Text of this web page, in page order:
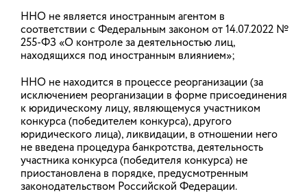
ННО не является иностранным агентом в
соответствии с Федеральным законом от 14.07.2022 №
255-ФЗ «О контроле за деятельностью лиц,
находящихся под иностранным влиянием»;
ННО не находится в процессе реорганизации (за
исключением реорганизации в форме присоединения
к юридическому лицу, являющемуся участником
конкурса (победителем конкурса), другого
юридического лица), ликвидации, в отношении него
не введена процедура банкротства, деятельность
участника конкурса (победителя конкурса) не
приостановлена в порядке, предусмотренным
законодательством Российской Федерации.